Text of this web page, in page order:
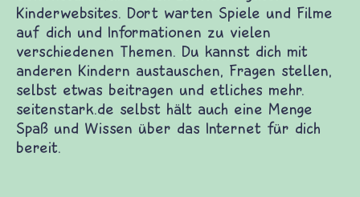
führt dich zu vielen guten
Dort warten Spiele und Filme auf
Informationen zu vielen verschiedenen
Du kannst dich mit anderen Kindern
Fragen stellen, selbst etwas beitragen
mehr. seitenstark.de selbst hält auch
Spaß und Wissen über das Internet für